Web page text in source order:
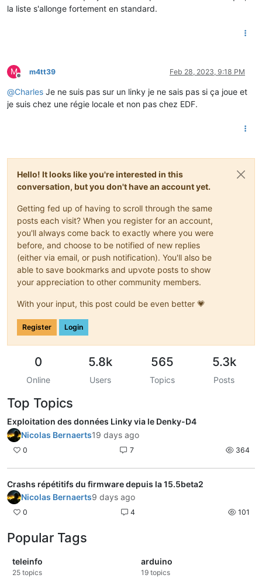
la liste s'allonge fortement en standard.
M
Offline
m4tt39 Feb 28, 2023, 9:18 PM
@Charles Je ne suis pas sur un linky je ne sais pas si ça joue et
je suis chez une régie locale et non pas chez EDF.
Hello! It looks like you're interested in this
conversation, but you don't have an account yet.
Getting fed up of having to scroll through the same
posts each visit? When you register for an account,
you'll always come back to exactly where you were
before, and choose to be notified of new replies
(either via email, or push notification). You'll also be
able to save bookmarks and upvote posts to show
your appreciation to other community members.
With your input, this post could be even better 💗
Register Login
0
Online
5.8k
Users
565
Topics
5.3k
Posts
Top Topics
Exploitation des données Linky via le Denky-D4
Nicolas Bernaerts19 days ago
0 7 364
Crashs répétitifs du firmware depuis la 15.5beta2
Nicolas Bernaerts9 days ago
0 4 101
Popular Tags
teleinfo
25 topics
arduino
19 topics